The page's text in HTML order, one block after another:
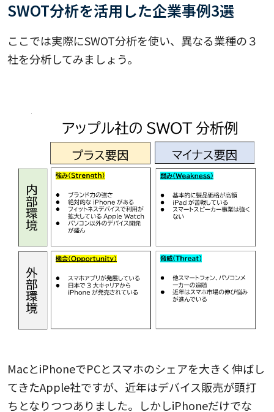
SWOT分析を活用した企業事例3選
ここでは実際にSWOT分析を使い、異なる業種の３
社を分析してみましょう。
MacとiPhoneでPCとスマホのシェアを大きく伸ばし
てきたApple社ですが、近年はデバイス販売が頭打
ちとなりつつありました。しかしiPhoneだけでな